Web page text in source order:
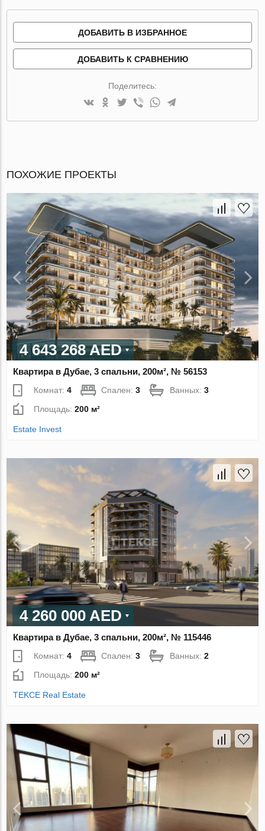
ДОБАВИТЬ В ИЗБРАННОЕ
ДОБАВИТЬ К СРАВНЕНИЮ
Поделитесь:
ПОХОЖИЕ ПРОЕКТЫ
4 643 268 AED
Квартира в Дубае, 3 спальни, 200м², № 56153
Комнат:4 Спален:3 Ванных:3
Площадь:200 м²
Estate Invest
4 260 000 AED
Квартира в Дубае, 3 спальни, 200м², № 115446
Комнат:4 Спален:3 Ванных:2
Площадь:200 м²
TEKCE Real Estate